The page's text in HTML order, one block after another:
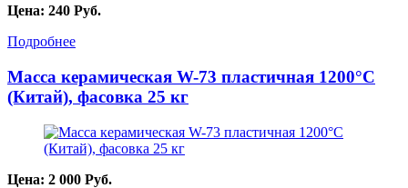
Цена: 240 Руб.
Подробнее
Масса керамическая W-73 пластичная 1200°C
(Китай), фасовка 25 кг
Цена: 2 000 Руб.